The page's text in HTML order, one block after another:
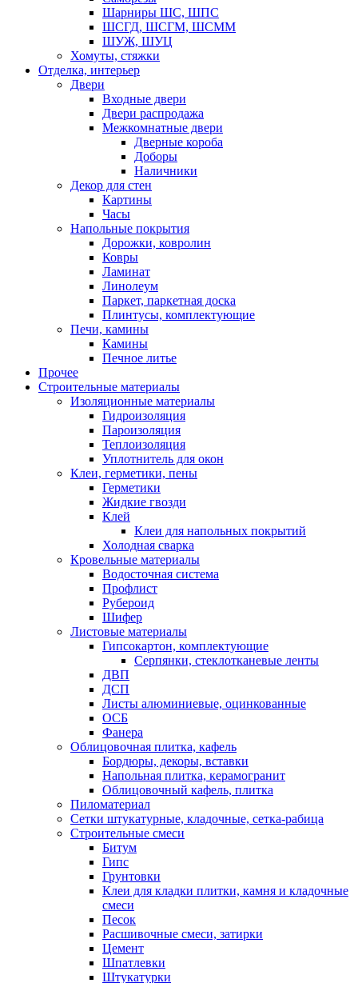
Шарниры ШС, ШПС
ШСГД, ШСГМ, ШСММ
ШУЖ, ШУЦ
Хомуты, стяжки
Отделка, интерьер
Двери
Входные двери
Двери распродажа
Межкомнатные двери
Дверные короба
Доборы
Наличники
Декор для стен
Картины
Часы
Напольные покрытия
Дорожки, ковролин
Ковры
Ламинат
Линолеум
Паркет, паркетная доска
Плинтусы, комплектующие
Печи, камины
Камины
Печное литье
Прочее
Строительные материалы
Изоляционные материалы
Гидроизоляция
Пароизоляция
Теплоизоляция
Уплотнитель для окон
Клеи, герметики, пены
Герметики
Жидкие гвозди
Клей
Клеи для напольных покрытий
Холодная сварка
Кровельные материалы
Водосточная система
Профлист
Рубероид
Шифер
Листовые материалы
Гипсокартон, комплектующие
Серпянки, стеклотканевые ленты
ДВП
ДСП
Листы алюминиевые, оцинкованные
ОСБ
Фанера
Облицовочная плитка, кафель
Бордюры, декоры, вставки
Напольная плитка, керамогранит
Облицовочный кафель, плитка
Пиломатериал
Сетки штукатурные, кладочные, сетка-рабица
Строительные смеси
Битум
Гипс
Грунтовки
Клеи для кладки плитки, камня и кладочные
смеси
Песок
Расшивочные смеси, затирки
Цемент
Шпатлевки
Штукатурки